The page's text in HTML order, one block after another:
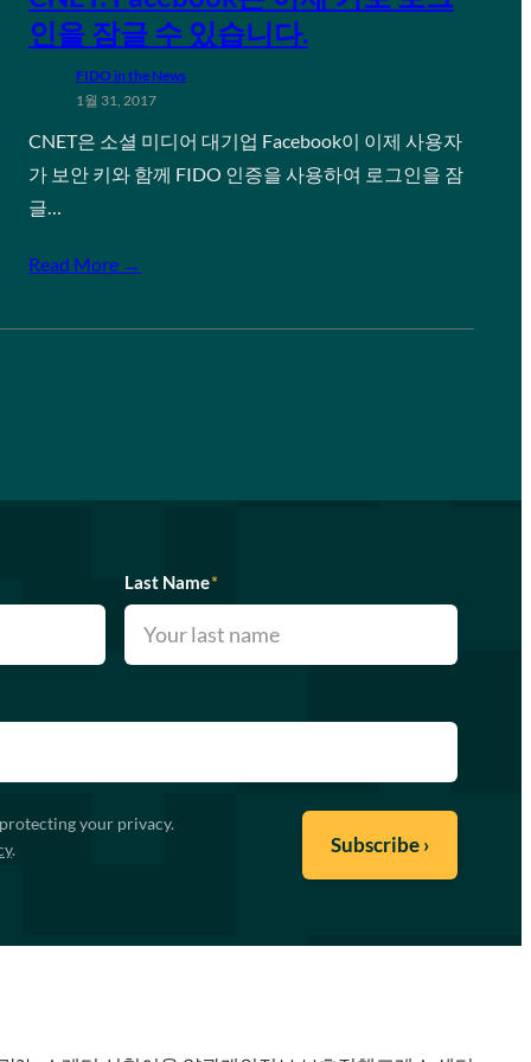
인을 잠글 수 있습니다.
FIDO in the News
1월 31, 2017
CNET은 소셜 미디어 대기업 Facebook이 이제 사용자
가 보안 키와 함께 FIDO 인증을 사용하여 로그인을 잠
글…
Read More →
Last Name*
your privacy.
.